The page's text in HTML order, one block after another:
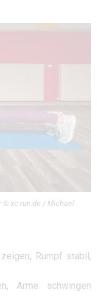
© xc-run.de / Michael
Rumpf stabil,
Arme schwingen